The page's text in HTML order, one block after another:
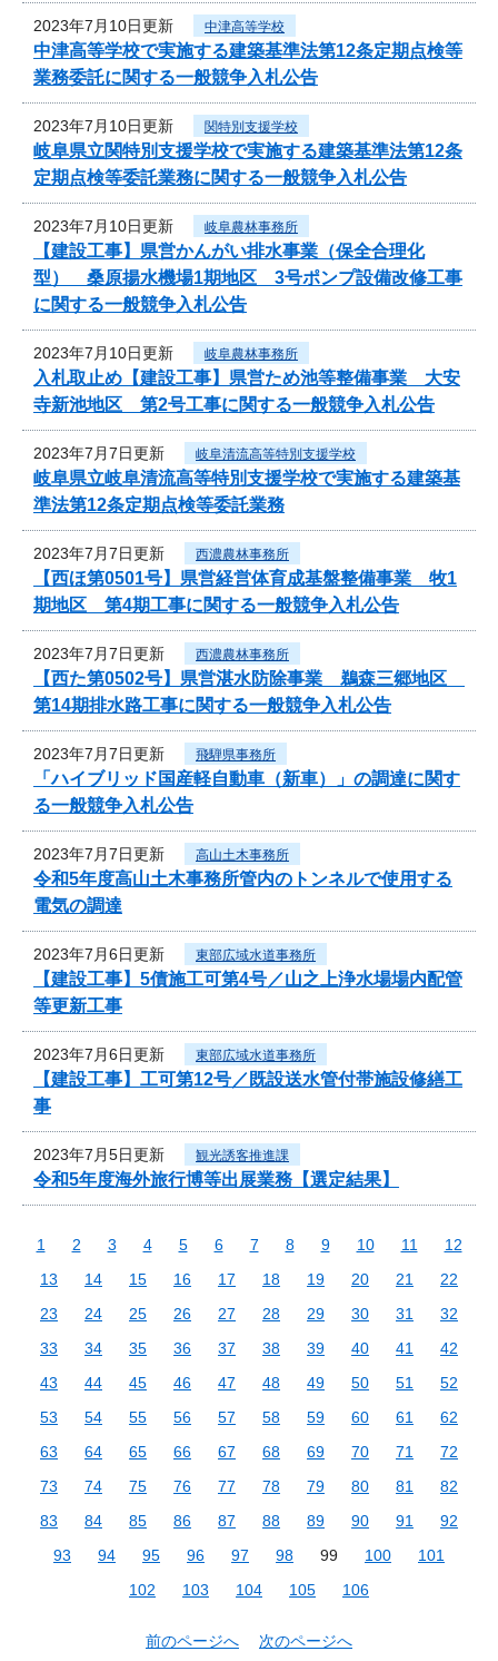
2023年7月10日更新 中津高等学校
中津高等学校で実施する建築基準法第12条定期点検等
業務委託に関する一般競争入札公告
2023年7月10日更新 関特別支援学校
岐阜県立関特別支援学校で実施する建築基準法第12条
定期点検等委託業務に関する一般競争入札公告
2023年7月10日更新 岐阜農林事務所
【建設工事】県営かんがい排水事業（保全合理化
型） 桑原揚水機場1期地区 3号ポンプ設備改修工事
に関する一般競争入札公告
2023年7月10日更新 岐阜農林事務所
入札取止め【建設工事】県営ため池等整備事業 大安
寺新池地区 第2号工事に関する一般競争入札公告
2023年7月7日更新 岐阜清流高等特別支援学校
岐阜県立岐阜清流高等特別支援学校で実施する建築基
準法第12条定期点検等委託業務
2023年7月7日更新 西濃農林事務所
【西ほ第0501号】県営経営体育成基盤整備事業 牧1
期地区 第4期工事に関する一般競争入札公告
2023年7月7日更新 西濃農林事務所
【西た第0502号】県営湛水防除事業 鵜森三郷地区
第14期排水路工事に関する一般競争入札公告
2023年7月7日更新 飛騨県事務所
「ハイブリッド国産軽自動車（新車）」の調達に関す
る一般競争入札公告
2023年7月7日更新 高山土木事務所
令和5年度高山土木事務所管内のトンネルで使用する
電気の調達
2023年7月6日更新 東部広域水道事務所
【建設工事】5債施工可第4号／山之上浄水場場内配管
等更新工事
2023年7月6日更新 東部広域水道事務所
【建設工事】工可第12号／既設送水管付帯施設修繕工
事
2023年7月5日更新 観光誘客推進課
令和5年度海外旅行博等出展業務【選定結果】
1 2 3 4 5 6 7 8 9 10 11
12
13
14 15 16 17 18 19 20 21
22
23
24 25 26 27 28 29 30 31
32
33
34 35 36 37 38 39 40 41
42
43
44 45 46 47 48 49 50 51
52
53
54 55 56 57 58 59 60 61
62
63
64 65 66 67 68 69 70 71
72
73
74 75 76 77 78 79 80 81
82
83
84 85 86 87 88 89 90 91
92
93
94 95 96 97 98 99 100
101
102
103 104 105 106
前のページへ 次のページへ